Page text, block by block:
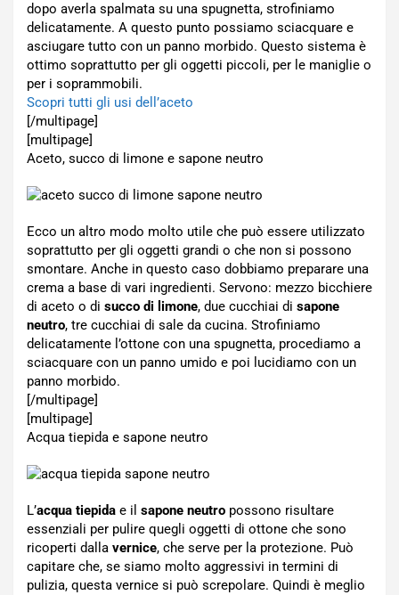
dopo averla spalmata su una spugnetta, strofiniamo
delicatamente. A questo punto possiamo sciacquare e
asciugare tutto con un panno morbido. Questo sistema è
ottimo soprattutto per gli oggetti piccoli, per le maniglie o
per i soprammobili.
Scopri tutti gli usi dell’aceto
[/multipage]
[multipage]
Aceto, succo di limone e sapone neutro
Ecco un altro modo molto utile che può essere utilizzato
soprattutto per gli oggetti grandi o che non si possono
smontare. Anche in questo caso dobbiamo preparare una
crema a base di vari ingredienti. Servono: mezzo bicchiere
di aceto o di succo di limone, due cucchiai di sapone
neutro, tre cucchiai di sale da cucina. Strofiniamo
delicatamente l’ottone con una spugnetta, procediamo a
sciacquare con un panno umido e poi lucidiamo con un
panno morbido.
[/multipage]
[multipage]
Acqua tiepida e sapone neutro
L’acqua tiepida e il sapone neutro possono risultare
essenziali per pulire quegli oggetti di ottone che sono
ricoperti dalla vernice, che serve per la protezione. Può
capitare che, se siamo molto aggressivi in termini di
pulizia, questa vernice si può screpolare. Quindi è meglio